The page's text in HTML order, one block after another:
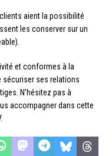
aient la possibilité
les conserver sur un
et conformes à la
sécuriser ses relations
N’hésitez pas à
accompagner dans cette